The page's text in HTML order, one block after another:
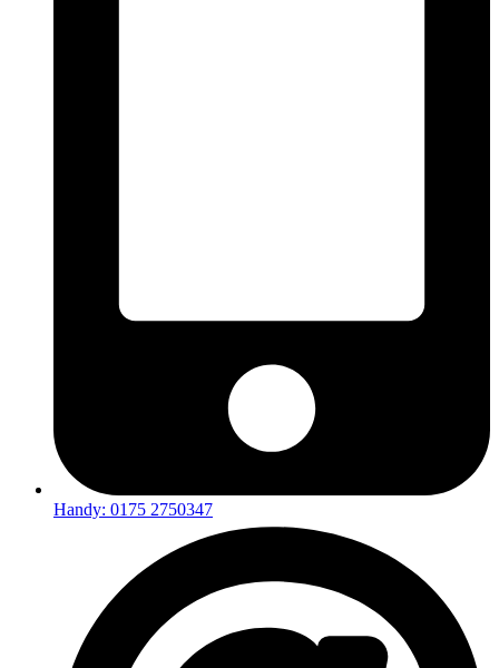
Handy: 0175 2750347